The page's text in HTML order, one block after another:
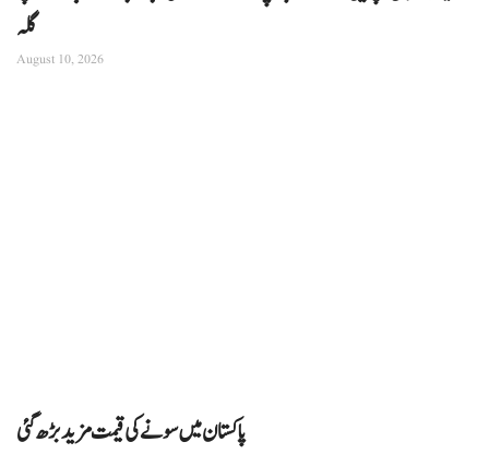
گلہ
August 10, 2026
پاکستان میں سونے کی قیمت مزید بڑھ گئی